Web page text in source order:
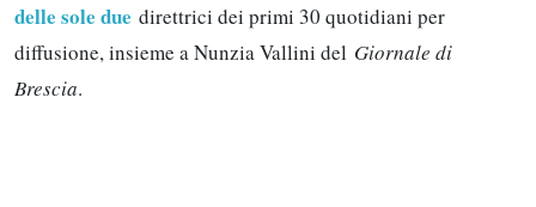
delle sole due direttrici dei primi 30 quotidiani per
diffusione, insieme a Nunzia Vallini del Giornale di
Brescia.